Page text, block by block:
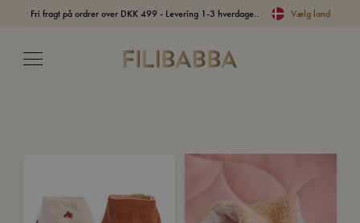
Fri fragt på ordrer over DKK 499 - Levering 1-3 hverdage.. Vælg land